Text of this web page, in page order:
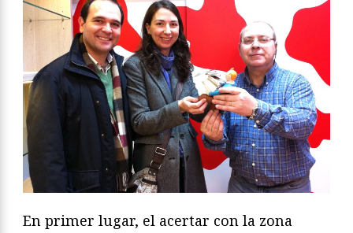
En primer lugar, el acertar con la zona